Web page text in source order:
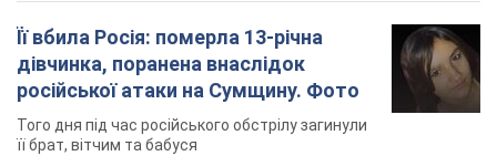
Її вбила Росія: померла 13-річна
дівчинка, поранена внаслідок
російської атаки на Сумщину. Фото
Того дня під час російського обстрілу загинули
її брат, вітчим та бабуся